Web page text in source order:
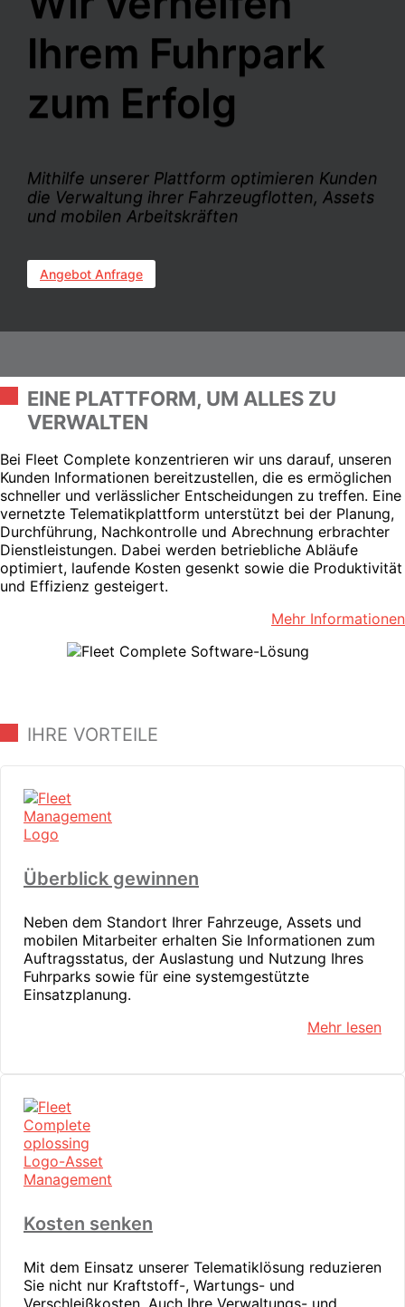
Ihrem Fuhrpark
zum Erfolg
Mithilfe unserer Plattform optimieren Kunden
die Verwaltung ihrer Fahrzeugflotten, Assets
und mobilen Arbeitskräften
Angebot Anfrage
EINE PLATTFORM, UM ALLES ZU
VERWALTEN
Bei Fleet Complete konzentrieren wir uns darauf, unseren
Kunden Informationen bereitzustellen, die es ermöglichen
schneller und verlässlicher Entscheidungen zu treffen. Eine
vernetzte Telematikplattform unterstützt bei der Planung,
Durchführung, Nachkontrolle und Abrechnung erbrachter
Dienstleistungen. Dabei werden betriebliche Abläufe
optimiert, laufende Kosten gesenkt sowie die Produktivität
und Effizienz gesteigert.
Mehr Informationen
IHRE VORTEILE
Überblick gewinnen
Neben dem Standort Ihrer Fahrzeuge, Assets und
mobilen Mitarbeiter erhalten Sie Informationen zum
Auftragsstatus, der Auslastung und Nutzung Ihres
Fuhrparks sowie für eine systemgestützte
Einsatzplanung.
Mehr lesen
Kosten senken
Mit dem Einsatz unserer Telematiklösung reduzieren
Sie nicht nur Kraftstoff-, Wartungs- und